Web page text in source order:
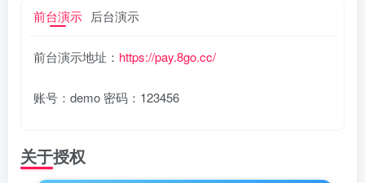
前台演示 后台演示
前台演示地址： https://pay.8go.cc/
账号：demo 密码：123456
关于授权